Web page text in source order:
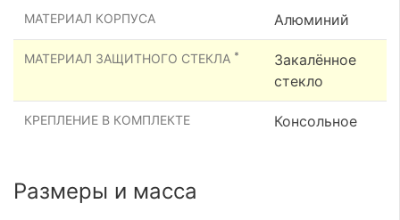
МАТЕРИАЛ КОРПУСА Алюминий
МАТЕРИАЛ ЗАЩИТНОГО СТЕКЛА *
Закалённое
стекло
КРЕПЛЕНИЕ В КОМПЛЕКТЕ Консольное
Размеры и масса